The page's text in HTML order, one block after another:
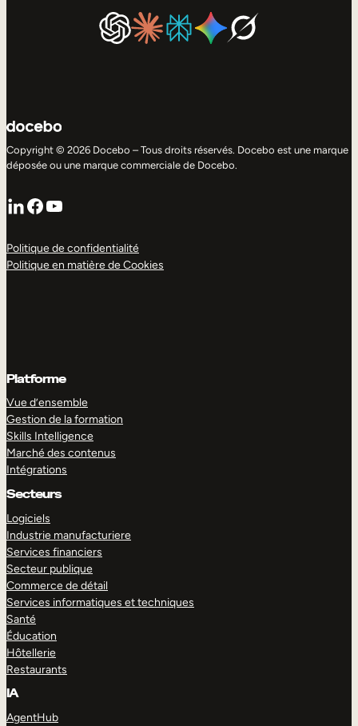
Copyright © 2026 Docebo – Tous droits réservés. Docebo est une marque
déposée ou une marque commerciale de Docebo.
LinkedIn
Facebook
YouTube
Politique de confidentialité
Politique en matière de Cookies
Platforme
Vue d’ensemble
Gestion de la formation
Skills Intelligence
Marché des contenus
Intégrations
Secteurs
Logiciels
Industrie manufacturiere
Services financiers
Secteur publique
Commerce de détail
Services informatiques et techniques
Santé
Éducation
Hôtellerie
Restaurants
IA
AgentHub